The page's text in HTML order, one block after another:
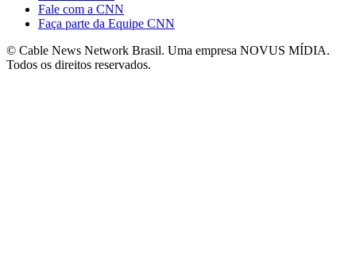
Fale com a CNN
Faça parte da Equipe CNN
© Cable News Network Brasil. Uma empresa NOVUS MÍDIA.
Todos os direitos reservados.